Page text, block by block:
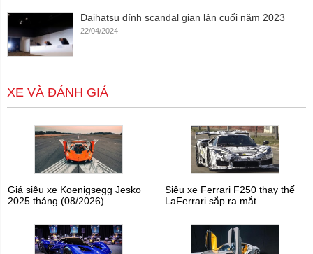
Daihatsu dính scandal gian lận cuối năm 2023
22/04/2024
XE VÀ ĐÁNH GIÁ
Giá siêu xe Koenigsegg Jesko
2025 tháng (08/2026)
Siêu xe Ferrari F250 thay thế
LaFerrari sắp ra mắt